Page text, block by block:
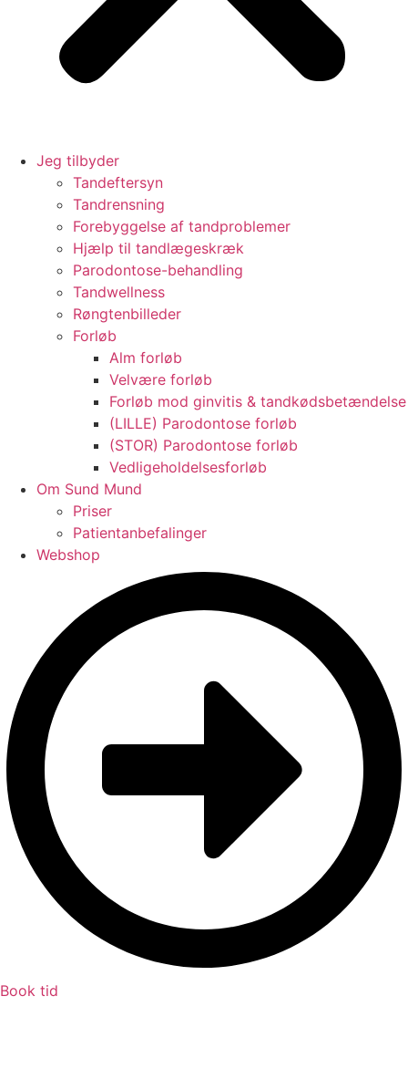
Jeg tilbyder
Tandeftersyn
Tandrensning
Forebyggelse af tandproblemer
Hjælp til tandlægeskræk
Parodontose-behandling
Tandwellness
Røngtenbilleder
Forløb
Alm forløb
Velvære forløb
Forløb mod ginvitis & tandkødsbetændelse
(LILLE) Parodontose forløb
(STOR) Parodontose forløb
Vedligeholdelsesforløb
Om Sund Mund
Priser
Patientanbefalinger
Webshop
Book tid